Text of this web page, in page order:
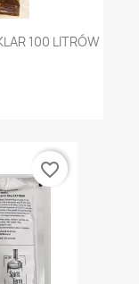
100 LITRÓW
favorite_border